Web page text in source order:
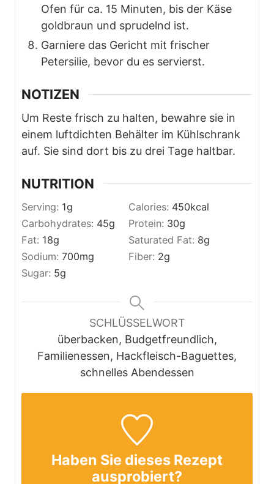
Ofen für ca. 15 Minuten, bis der Käse
goldbraun und sprudelnd ist.
Garniere das Gericht mit frischer
Petersilie, bevor du es servierst.
NOTIZEN
Um Reste frisch zu halten, bewahre sie in
einem luftdichten Behälter im Kühlschrank
auf. Sie sind dort bis zu drei Tage haltbar.
NUTRITION
Serving: 1g Calories: 450kcal
Carbohydrates: 45g Protein: 30g
Fat: 18g Saturated Fat: 8g
Sodium: 700mg Fiber: 2g
Sugar: 5g
SCHLÜSSELWORT
überbacken, Budgetfreundlich,
Familienessen, Hackfleisch-Baguettes,
schnelles Abendessen
Haben Sie dieses Rezept
ausprobiert?